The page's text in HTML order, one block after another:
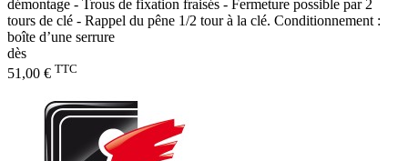
démontage - Trous de fixation fraisés - Fermeture possible par 2
tours de clé - Rappel du pêne 1/2 tour à la clé. Conditionnement :
boîte d’une serrure
dès
51,00 € TTC